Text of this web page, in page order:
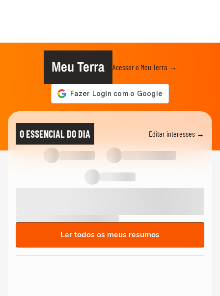
Meu Terra Acessar o Meu Terra →
O ESSENCIAL DO DIA Editar interesses →
Ler todos os meus resumos